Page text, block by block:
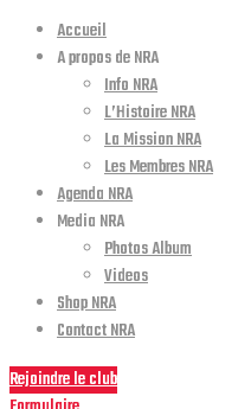
Accueil
A propos de NRA
Info NRA
L’Histoire NRA
La Mission NRA
Les Membres NRA
Agenda NRA
Media NRA
Photos Album
Videos
Shop NRA
Contact NRA
Rejoindre le club